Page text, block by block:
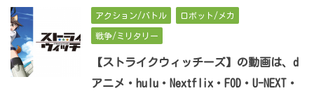
アクション/バトル ロボット/メカ
戦争/ミリタリー
【ストライクウィッチーズ】の動画は、d
アニメ・hulu・Nextflix・FOD・U-NEXT・